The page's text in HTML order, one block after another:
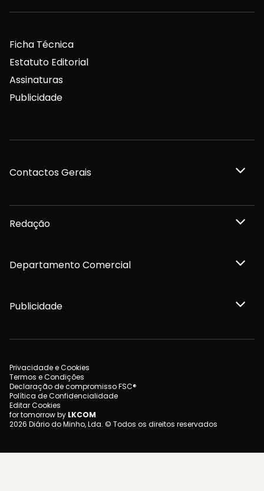
Ficha Técnica
Estatuto Editorial
Assinaturas
Publicidade
Contactos Gerais
Redação
Departamento Comercial
Publicidade
Privacidade e Cookies
Termos e Condições
Declaração de compromisso FSC®
Política de Confidencialidade
Editar Cookies
for tomorrow by LKCOM
2026 Diário do Minho, Lda. © Todos os direitos reservados